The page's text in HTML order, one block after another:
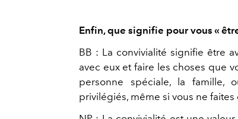
Enfin, que signifie pour vous «
BB : La convivialité signifie être
avec eux et faire les choses que
personne spéciale, la famille,
privilégiés, même si vous ne